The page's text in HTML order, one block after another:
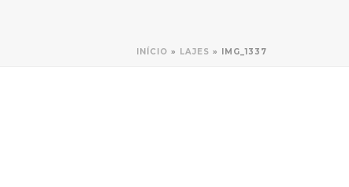
INÍCIO » LAJES » IMG_1337